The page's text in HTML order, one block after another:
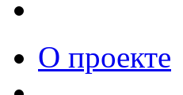
О проекте